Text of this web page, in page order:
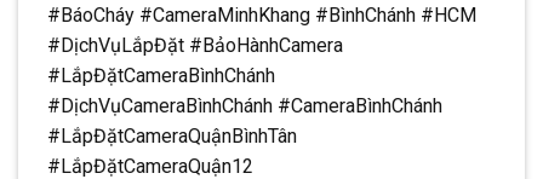
#BáoCháy #CameraMinhKhang #BìnhChánh #HCM
#DịchVụLắpĐặt #BảoHànhCamera
#LắpĐặtCameraBìnhChánh
#DịchVụCameraBìnhChánh #CameraBìnhChánh
#LắpĐặtCameraQuậnBìnhTân
#LắpĐặtCameraQuận12